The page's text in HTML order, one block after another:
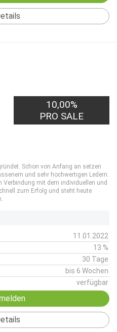
10,00%
PRO SALE
Schon von Anfang an setzen
und sehr hochwertigen Ledern.
Verbindung mit dem individuellen und
zum Erfolg und steht heute
11.01.2022
13 %
30 Tage
bis 6 Wochen
verfügbar